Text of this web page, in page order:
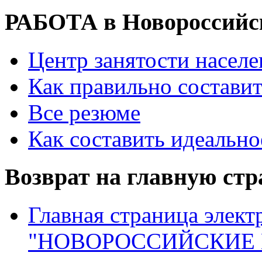
РАБОТА в
Центр занятости
Как правильно
Все резюме
Как составить
Возврат на главную
Главная страница
"НОВОРОССИЙСКИЕ